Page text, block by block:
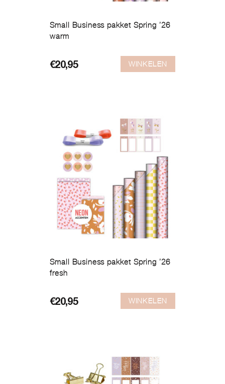
Small Business pakket Spring ’26
warm
€20,95 WINKELEN
Small Business pakket Spring ’26
fresh
€20,95 WINKELEN